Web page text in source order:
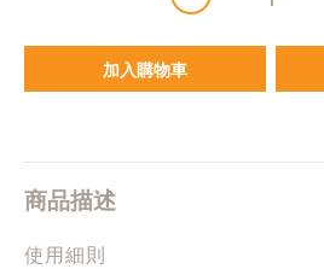
加入購物車
商品描述
使用細則